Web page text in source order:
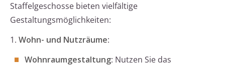
Staffelgeschosse bieten vielfältige
Gestaltungsmöglichkeiten:
1. Wohn- und Nutzräume:
Wohnraumgestaltung: Nutzen Sie das